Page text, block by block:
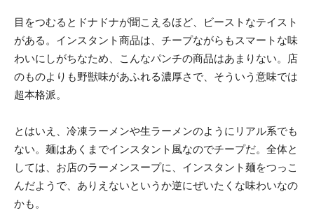
目をつむるとドナドナが聞こえるほど、ビーストなテイスト
がある。インスタント商品は、チープながらもスマートな味
わいにしがちなため、こんなパンチの商品はあまりない。店
のものよりも野獣味があふれる濃厚さで、そういう意味では
超本格派。
とはいえ、冷凍ラーメンや生ラーメンのようにリアル系でも
ない。麺はあくまでインスタント風なのでチープだ。全体と
しては、お店のラーメンスープに、インスタント麺をつっこ
んだようで、ありえないというか逆にぜいたくな味わいなの
かも。